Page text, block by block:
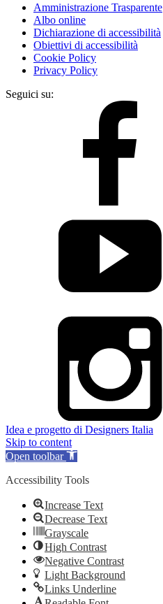
Amministrazione Trasparente
Albo online
Dichiarazione di accessibilità
Obiettivi di accessibilità
Cookie Policy
Privacy Policy
Seguici su:
Idea e progetto di Designers Italia
Skip to content
Open toolbar
Accessibility Tools
Increase Text
Decrease Text
Grayscale
High Contrast
Negative Contrast
Light Background
Links Underline